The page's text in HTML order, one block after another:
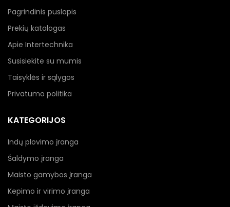
Pagrindinis puslapis
Prekių katalogas
Apie Intertechnika
Susisiekite su mumis
Taisyklės ir sąlygos
Privatumo politika
KATEGORIJOS
Indų plovimo įranga
Šaldymo įranga
Maisto gamybos įranga
Kepimo ir virimo įranga